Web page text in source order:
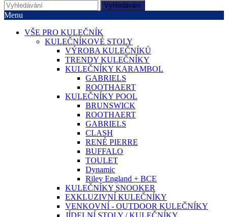
Vyhledávání
Menu
VŠE PRO KULEČNÍK
KULEČNÍKOVÉ STOLY
VÝROBA KULEČNÍKŮ
TRENDY KULEČNÍKY
KULEČNÍKY KARAMBOL
GABRIELS
ROOTHAERT
KULEČNÍKY POOL
BRUNSWICK
ROOTHAERT
GABRIELS
CLASH
RENÉ PIERRE
BUFFALO
TOULET
Dynamic
Riley England + BCE
KULEČNÍKY SNOOKER
EXKLUZIVNÍ KULEČNÍKY
VENKOVNÍ - OUTDOOR KULEČNÍKY
JÍDELNÍ STOLY / KULEČNÍKY